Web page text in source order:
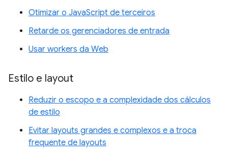
Otimizar o JavaScript de terceiros
Retarde os gerenciadores de entrada
Usar workers da Web
Estilo e layout
Reduzir o escopo e a complexidade dos cálculos
de estilo
Evitar layouts grandes e complexos e a troca
frequente de layouts